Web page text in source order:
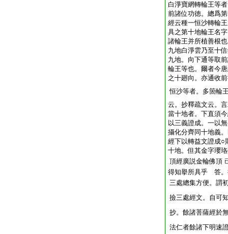
白淨寶網轉輪王等
前諸位功徳。總爲
經云種一恒沙轉輪
具之第十地輪王名
諸輪王并所植善根
九地白淨雲乃至十
九地。向下通等取
輪王等也。爾者今
之十廻向。亦通收
恒沙等者。多箇輪
云。抄釋疏文云。
當十地者。下直須
以三義證成。一以
攝化分齊同十地義
經下以轉益文證成○
十地。但其金字瓔
頂經廣説金輪佛頂
得知擧所具乎 答。
三處總集方便。謂
撿三處經文。自可
抄。餘諸菩薩經於
法仁者餘諸下明速